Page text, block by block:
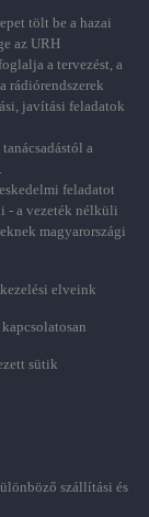
tölt be a hazai
az URH
a tervezést, a
rádiórendszerek
javítási feladatok
a
feladatot
- a vezeték nélküli
magyarországi
elveink
sütik
szállítási és